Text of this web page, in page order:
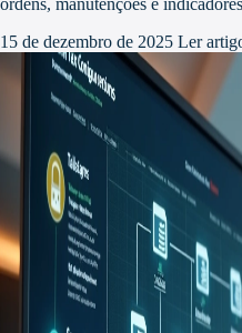
ordens, manutenções e
15 de dezembro de 2025 Ler